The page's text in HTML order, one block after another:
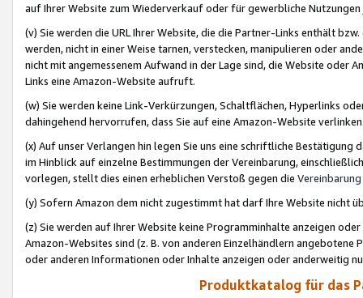
auf Ihrer Website zum Wiederverkauf oder für gewerbliche
(v) Sie werden die URL Ihrer Website, die die Partner-Links enthält
werden, nicht in einer Weise tarnen, verstecken, manipulieren oder
nicht mit angemessenem Aufwand in der Lage sind, die Website oder
Links eine Amazon-Website aufruft.
(w) Sie werden keine Link-Verkürzungen, Schaltflächen, Hyperlinks
dahingehend hervorrufen, dass Sie auf eine Amazon-Website
(x) Auf unser Verlangen hin legen Sie uns eine schriftliche
im Hinblick auf einzelne Bestimmungen der Vereinbarung,
vorlegen, stellt dies einen erheblichen Verstoß gegen die Vereinbarung
(y) Sofern Amazon dem nicht zugestimmt hat darf Ihre Website nicht
(z) Sie werden auf Ihrer Website keine Programminhalte anzeigen
Amazon-Websites sind (z. B. von anderen Einzelhändlern
oder anderen Informationen oder Inhalte anzeigen oder anderweitig
Produktkatalog für das